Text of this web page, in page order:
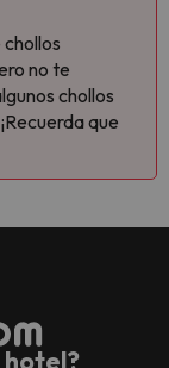
no te
chollos
que
hotel?